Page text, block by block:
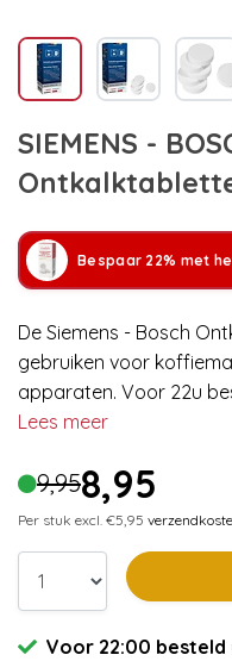
SIEMENS -
Bespaar 22% met
De Siemens - Bosch
gebruiken voor
apparaten. Voor 22u
Lees meer
9,958,95
Per stuk excl. €5,95
Voor 22:00